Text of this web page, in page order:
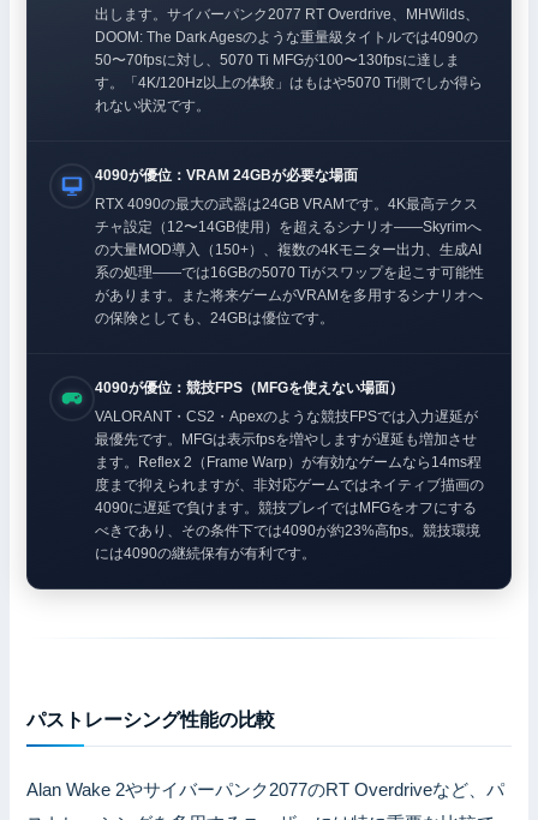
出します。サイバーパンク2077 RT Overdrive、MHWilds、
DOOM: The Dark Agesのような重量級タイトルでは4090の
50〜70fpsに対し、5070 Ti MFGが100〜130fpsに達しま
す。「4K/120Hz以上の体験」はもはや5070 Ti側でしか得ら
れない状況です。
4090が優位：VRAM 24GBが必要な場面
RTX 4090の最大の武器は24GB VRAMです。4K最高テクス
チャ設定（12〜14GB使用）を超えるシナリオ——Skyrimへ
の大量MOD導入（150+）、複数の4Kモニター出力、生成AI
系の処理——では16GBの5070 Tiがスワップを起こす可能性
があります。また将来ゲームがVRAMを多用するシナリオへ
の保険としても、24GBは優位です。
4090が優位：競技FPS（MFGを使えない場面）
VALORANT・CS2・Apexのような競技FPSでは入力遅延が
最優先です。MFGは表示fpsを増やしますが遅延も増加させ
ます。Reflex 2（Frame Warp）が有効なゲームなら14ms程
度まで抑えられますが、非対応ゲームではネイティブ描画の
4090に遅延で負けます。競技プレイではMFGをオフにする
べきであり、その条件下では4090が約23%高fps。競技環境
には4090の継続保有が有利です。
パストレーシング性能の比較
Alan Wake 2やサイバーパンク2077のRT Overdriveなど、パ